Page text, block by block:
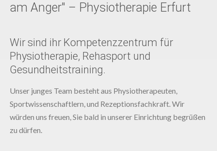
am Anger" – Physiotherapie Erfurt
Wir sind ihr Kompetenzzentrum für
Physiotherapie, Rehasport und
Gesundheitstraining.
Unser junges Team besteht aus Physiotherapeuten,
Sportwissenschaftlern, und Rezeptionsfachkraft. Wir
würden uns freuen, Sie bald in unserer Einrichtung begrüßen
zu dürfen.